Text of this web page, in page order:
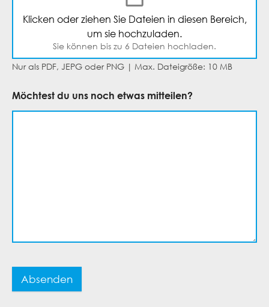
Klicken oder ziehen Sie Dateien in diesen Bereich,
um sie hochzuladen.
Sie können bis zu 6 Dateien hochladen.
Nur als PDF, JEPG oder PNG | Max. Dateigröße: 10 MB
Möchtest du uns noch etwas mitteilen?
Absenden